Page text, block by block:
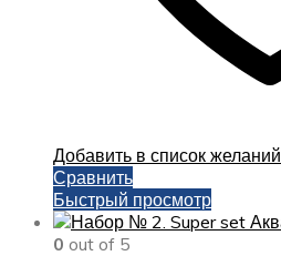
Добавить в список желаний
Сравнить
Быстрый просмотр
0 out of 5